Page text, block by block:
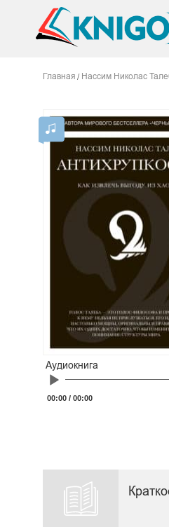
Главная Нассим Николас
Аудиокнига
Audio
00:00 /00:00